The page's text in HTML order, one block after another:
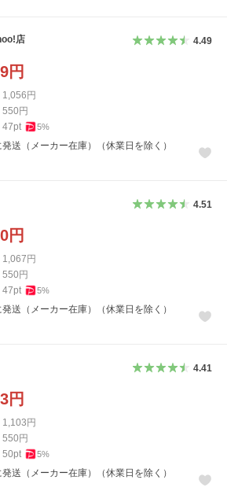
店 4.49
円
1,056円
550円
47pt 5%
送（メーカー在庫）（休業日を除く）
4.51
円
1,067円
550円
47pt 5%
送（メーカー在庫）（休業日を除く）
4.41
円
1,103円
550円
50pt 5%
送（メーカー在庫）（休業日を除く）